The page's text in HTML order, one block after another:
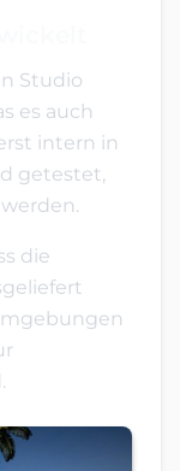
Studio
es auch
intern in
getestet,
die